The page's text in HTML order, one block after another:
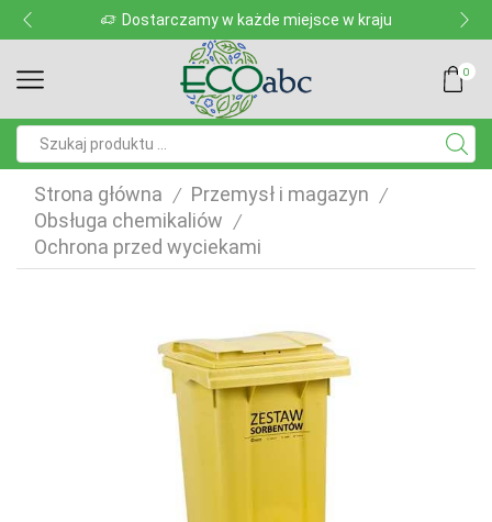
Dostarczamy w każde miejsce w kraju
0
Strona główna / Przemysł i magazyn /
Obsługa chemikaliów /
Ochrona przed wyciekami